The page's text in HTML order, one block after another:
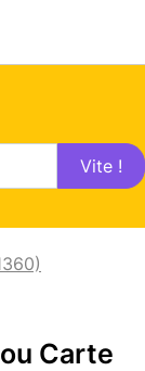
Vite !
Carte